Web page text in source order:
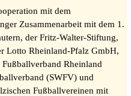
mit dem
Zusammenarbeit mit dem 1.
der Fritz-Walter-Stiftung,
Lotto Rheinland-Pfalz GmbH,
Rheinland
(SWFV) und
Fußballvereinen mit